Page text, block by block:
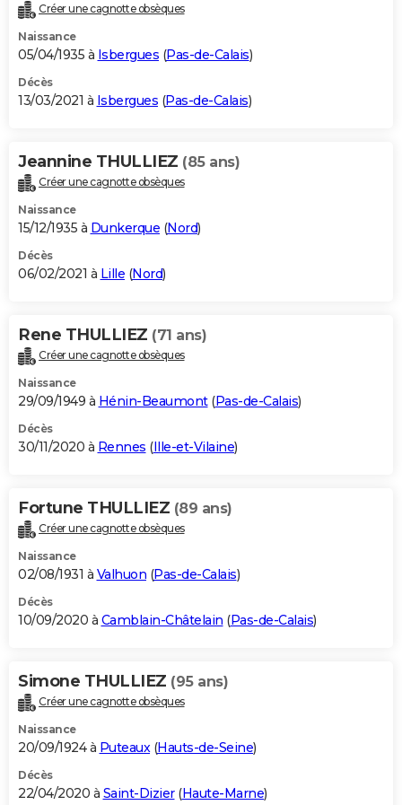
Créer une cagnotte obsèques
Naissance
05/04/1935 à Isbergues (Pas-de-Calais)
Décès
13/03/2021 à Isbergues (Pas-de-Calais)
Jeannine THULLIEZ (85 ans)
Créer une cagnotte obsèques
Naissance
15/12/1935 à Dunkerque (Nord)
Décès
06/02/2021 à Lille (Nord)
Rene THULLIEZ (71 ans)
Créer une cagnotte obsèques
Naissance
29/09/1949 à Hénin-Beaumont(Pas-de-Calais)
Décès
30/11/2020 à Rennes (Ille-et-Vilaine)
Fortune THULLIEZ (89 ans)
Créer une cagnotte obsèques
Naissance
02/08/1931 à Valhuon (Pas-de-Calais)
Décès
10/09/2020 à Camblain-Châtelain (Pas-de-Calais)
Simone THULLIEZ (95 ans)
Créer une cagnotte obsèques
Naissance
20/09/1924 à Puteaux(Hauts-de-Seine)
Décès
22/04/2020 à Saint-Dizier(Haute-Marne)